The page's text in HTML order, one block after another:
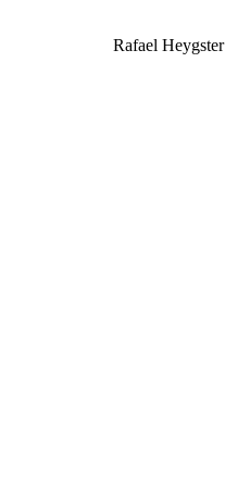
Rafael Heygster